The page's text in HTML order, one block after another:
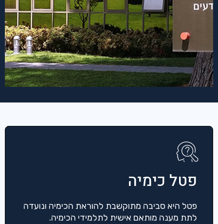
פטל כימיה
פטל היא סביבה מתוקשבת להוראת הכימיה ונועדה
לתת מענה מותאם אישית לתלמידי הכימיה.